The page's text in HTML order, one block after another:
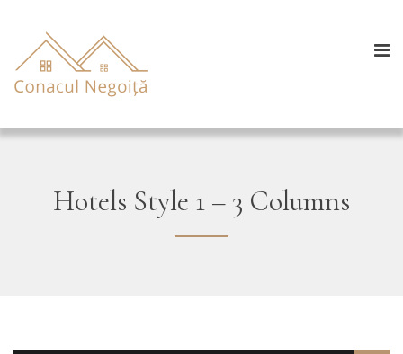
Hotels Style 1 – 3 Columns